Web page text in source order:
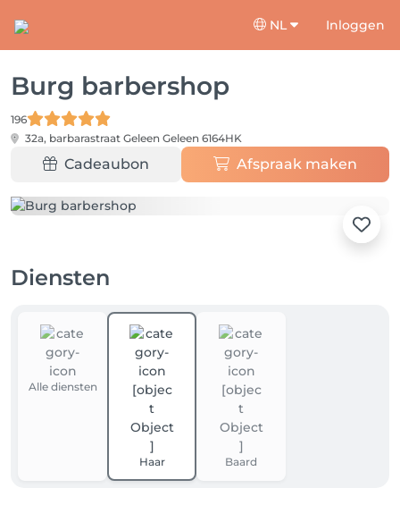
NL Inloggen
Burg barbershop
196
32a, barbarastraat Geleen Geleen 6164HK
Cadeaubon Afspraak maken
Diensten
Alle diensten
Haar Baard